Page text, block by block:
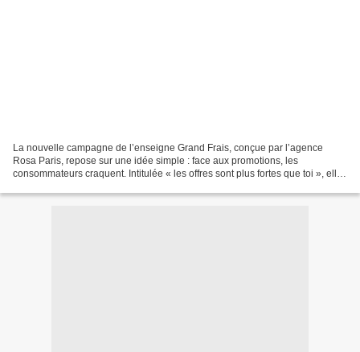
La nouvelle campagne de l’enseigne Grand Frais, conçue par l’agence
Rosa Paris, repose sur une idée simple : face aux promotions, les
consommateurs craquent. Intitulée « les offres sont plus fortes que toi », elle